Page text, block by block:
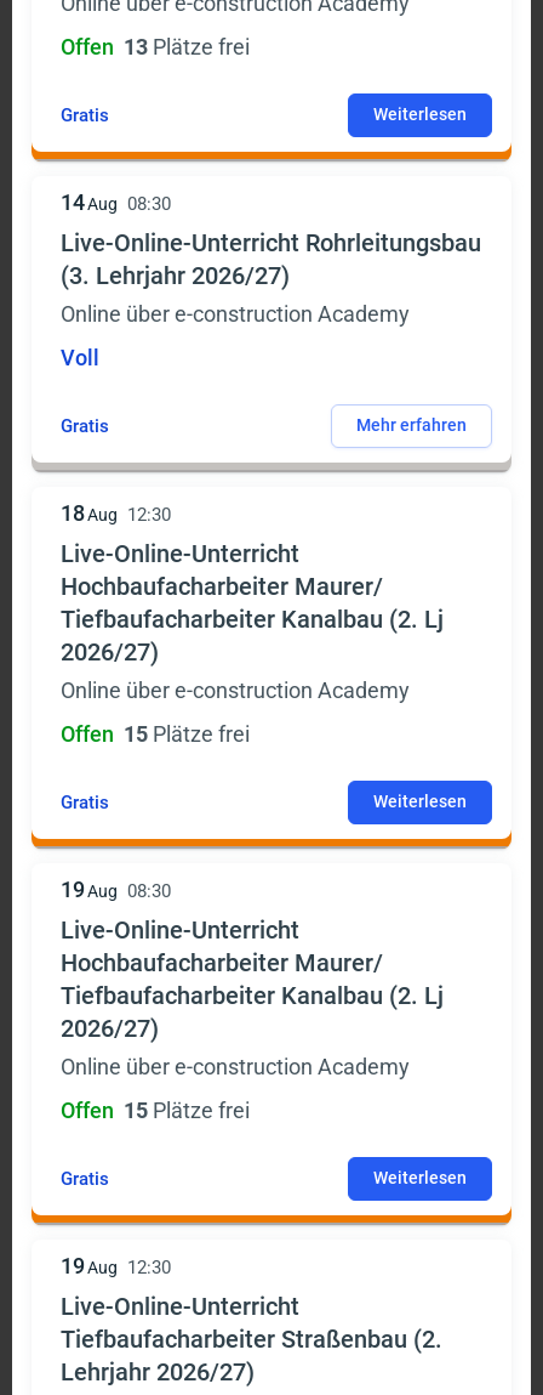
Offen 13 Plätze frei
Gratis Weiterlesen
14Aug 08:30
Live-Online-Unterricht Rohrleitungsbau
(3. Lehrjahr 2026/27)
Online über e-construction Academy
Voll
Gratis Mehr erfahren
18Aug 12:30
Live-Online-Unterricht
Hochbaufacharbeiter Maurer/
Tiefbaufacharbeiter Kanalbau (2. Lj
2026/27)
Online über e-construction Academy
Offen 15 Plätze frei
Gratis Weiterlesen
19Aug 08:30
Live-Online-Unterricht
Hochbaufacharbeiter Maurer/
Tiefbaufacharbeiter Kanalbau (2. Lj
2026/27)
Online über e-construction Academy
Offen 15 Plätze frei
Gratis Weiterlesen
19Aug 12:30
Live-Online-Unterricht
Tiefbaufacharbeiter Straßenbau (2.
Lehrjahr 2026/27)